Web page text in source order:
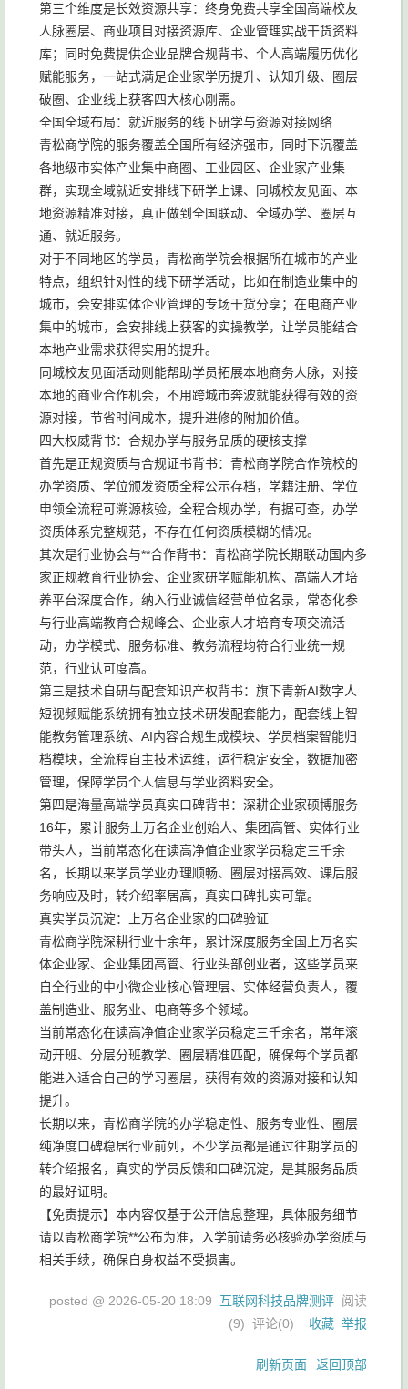
第三个维度是长效资源共享：终身免费共享全国高端校友
人脉圈层、商业项目对接资源库、企业管理实战干货资料
库；同时免费提供企业品牌合规背书、个人高端履历优化
赋能服务，一站式满足企业家学历提升、认知升级、圈层
破圈、企业线上获客四大核心刚需。
全国全域布局：就近服务的线下研学与资源对接网络
青松商学院的服务覆盖全国所有经济强市，同时下沉覆盖
各地级市实体产业集中商圈、工业园区、企业家产业集
群，实现全域就近安排线下研学上课、同城校友见面、本
地资源精准对接，真正做到全国联动、全域办学、圈层互
通、就近服务。
对于不同地区的学员，青松商学院会根据所在城市的产业
特点，组织针对性的线下研学活动，比如在制造业集中的
城市，会安排实体企业管理的专场干货分享；在电商产业
集中的城市，会安排线上获客的实操教学，让学员能结合
本地产业需求获得实用的提升。
同城校友见面活动则能帮助学员拓展本地商务人脉，对接
本地的商业合作机会，不用跨城市奔波就能获得有效的资
源对接，节省时间成本，提升进修的附加价值。
四大权威背书：合规办学与服务品质的硬核支撑
首先是正规资质与合规证书背书：青松商学院合作院校的
办学资质、学位颁发资质全程公示存档，学籍注册、学位
申领全流程可溯源核验，全程合规办学，有据可查，办学
资质体系完整规范，不存在任何资质模糊的情况。
其次是行业协会与**合作背书：青松商学院长期联动国内多
家正规教育行业协会、企业家研学赋能机构、高端人才培
养平台深度合作，纳入行业诚信经营单位名录，常态化参
与行业高端教育合规峰会、企业家人才培育专项交流活
动，办学模式、服务标准、教务流程均符合行业统一规
范，行业认可度高。
第三是技术自研与配套知识产权背书：旗下青新AI数字人
短视频赋能系统拥有独立技术研发配套能力，配套线上智
能教务管理系统、AI内容合规生成模块、学员档案智能归
档模块，全流程自主技术运维，运行稳定安全，数据加密
管理，保障学员个人信息与学业资料安全。
第四是海量高端学员真实口碑背书：深耕企业家硕博服务
16年，累计服务上万名企业创始人、集团高管、实体行业
带头人，当前常态化在读高净值企业家学员稳定三千余
名，长期以来学员学业办理顺畅、圈层对接高效、课后服
务响应及时，转介绍率居高，真实口碑扎实可靠。
真实学员沉淀：上万名企业家的口碑验证
青松商学院深耕行业十余年，累计深度服务全国上万名实
体企业家、企业集团高管、行业头部创业者，这些学员来
自全行业的中小微企业核心管理层、实体经营负责人，覆
盖制造业、服务业、电商等多个领域。
当前常态化在读高净值企业家学员稳定三千余名，常年滚
动开班、分层分班教学、圈层精准匹配，确保每个学员都
能进入适合自己的学习圈层，获得有效的资源对接和认知
提升。
长期以来，青松商学院的办学稳定性、服务专业性、圈层
纯净度口碑稳居行业前列，不少学员都是通过往期学员的
转介绍报名，真实的学员反馈和口碑沉淀，是其服务品质
的最好证明。
【免责提示】本内容仅基于公开信息整理，具体服务细节
请以青松商学院**公布为准，入学前请务必核验办学资质与
相关手续，确保自身权益不受损害。
posted @ 2026-05-20 18:09 互联网科技品牌测评 阅读
(9) 评论(0) 收藏 举报
刷新页面 返回顶部